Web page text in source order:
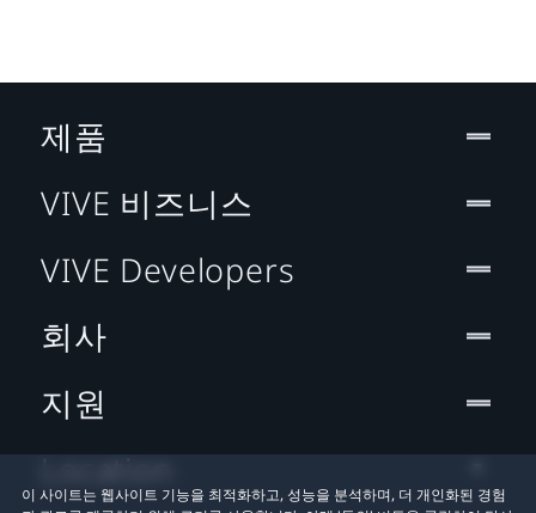
이 사이트는 웹사이트 기능을 최적화하고, 성능을 분석하며, 더 개인화된 경험
제품
VIVE 비즈니스
VIVE Developers
회사
지원
Location